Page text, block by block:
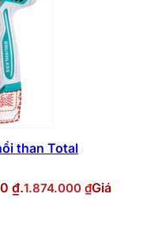
than Total
₫.1.874.000 ₫Giá